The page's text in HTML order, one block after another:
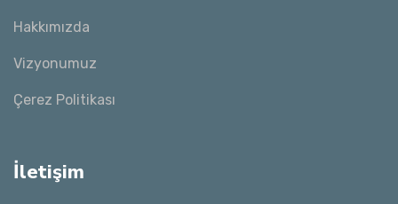
Hakkımızda
Vizyonumuz
Çerez Politikası
İletişim